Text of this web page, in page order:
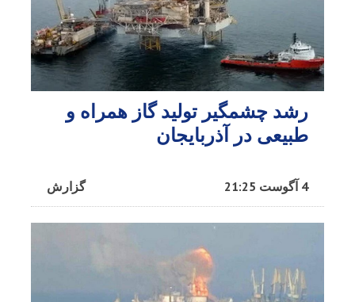
رشد چشمگیر تولید گاز همراه و
طبیعی در آذربایجان
گزارش 4 آگوست 21:25